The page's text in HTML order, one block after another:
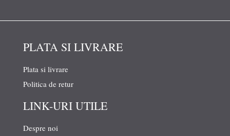
PLATA SI LIVRARE
Plata si livrare
Politica de retur
LINK-URI UTILE
Despre noi